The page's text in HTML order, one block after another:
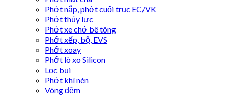
Phớt nắp, phớt cuối trục EC/VK
Phớt thủy lực
Phớt xe chở bê tông
Phớt xếp, bộ, EVS
Phớt xoay
Phớt lò xo Silicon
Lọc bụi
Phớt khí nén
Vòng đệm